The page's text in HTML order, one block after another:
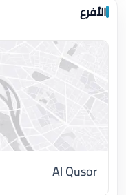
الأفرع
Al Qusor